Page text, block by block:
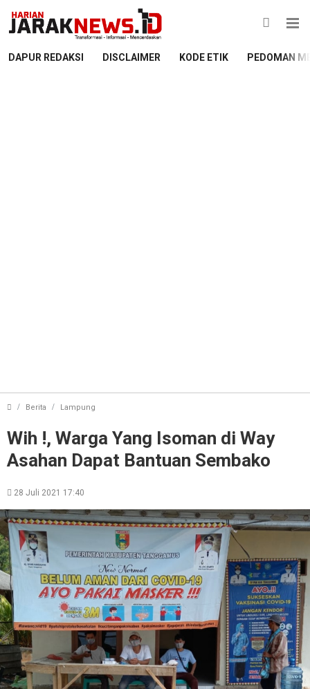
DAPUR REDAKSI DISCLAIMER KODE ETIK PEDOMAN
Berita Lampung
Wih !, Warga Yang Isoman di Way
Asahan Dapat Bantuan Sembako
28 Juli 2021 17:40